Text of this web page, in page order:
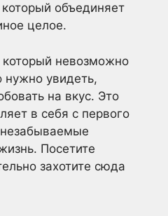
объединяет
целое.
который невозможно
нужно увидеть,
на вкус. Это
в себя с первого
незабываемые
Посетите
захотите сюда